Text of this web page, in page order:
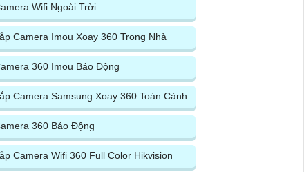
Wifi Ngoài Trời
Camera Imou Xoay 360 Trong Nhà
360 Imou Báo Động
Camera Samsung Xoay 360 Toàn Cảnh
360 Báo Động
Camera Wifi 360 Full Color Hikvision